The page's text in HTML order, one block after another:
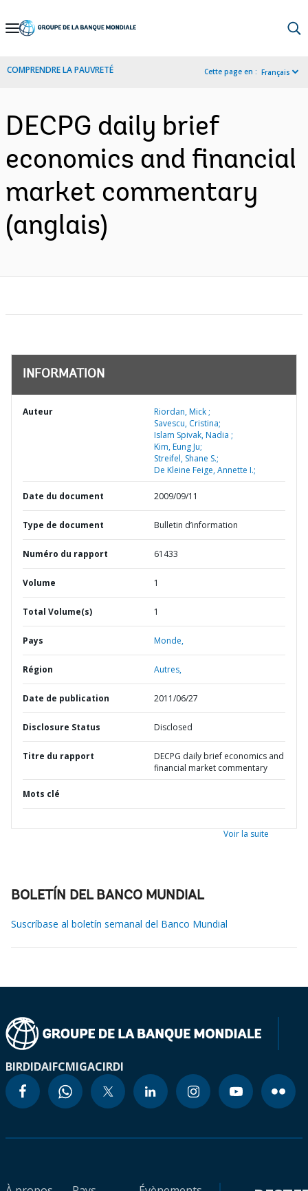
Skip
Navigation
COMPRENDRE LA PAUVRETÉ Cette page en : Français
DECPG daily brief
economics and financial
market commentary
(anglais)
INFORMATION
Auteur
Riordan, Mick ;
Savescu, Cristina;
Islam Spivak, Nadia ;
Kim, Eung Ju;
Streifel, Shane S.;
De Kleine Feige, Annette I.;
Date du document 2009/09/11
Type de document Bulletin d’information
Numéro du rapport 61433
Volume 1
Total Volume(s) 1
Pays Monde,
Région Autres,
Date de publication 2011/06/27
Disclosure Status Disclosed
Titre du rapport
DECPG daily brief economics and
financial market commentary
Mots clé
Voir la suite
BOLETÍN DEL BANCO MUNDIAL
Suscríbase al boletín semanal del Banco Mundial
BIRDIDAIFCMIGACIRDI